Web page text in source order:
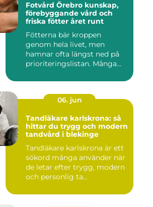
Fotvård Örebro kunskap,
förebyggande vård och
friska fötter året runt
Fötterna bär kroppen
genom hela livet, men
hamnar ofta längst ned på
prioriteringslistan. Många
06. jun
Tandläkare karlskrona: så
hittar du trygg och modern
tandvård i blekinge
Tandläkare karlskrona är ett
sökord många använder när
de letar efter trygg, modern
och personlig ta...